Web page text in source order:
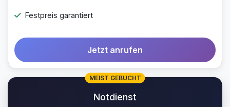
Festpreis garantiert
Jetzt anrufen
MEIST GEBUCHT
Notdienst